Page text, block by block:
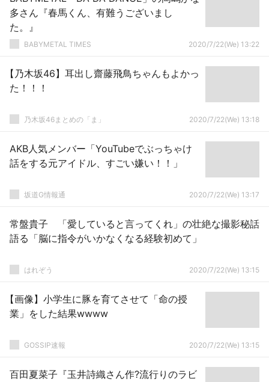
多さん『春馬くん、有難うございまし
た。』
BABYMETAL TIMES 2020/7/22(We) 13:22
【乃木坂46】耳出し齋藤飛鳥ちゃんもよかっ
た！！！
乃木坂46まとめの「ま」 2020/7/22(We) 13:18
AKB人気メンバー「YouTubeでぶっちゃけ
話をする元アイドル、すごい嫌い！！」
坂道G情報通 2020/7/22(We) 13:17
常盤貴子 「愛していると言ってくれ」の壮絶な撮影秘話
語る「脳に指令がいかなくなる経験初めて」
はれぞう 2020/7/22(We) 13:15
【画像】小学生に豚を育てさせて「命の授
業」をした結果wwww
GOSSIP速報 2020/7/22(We) 13:15
百田夏菜子『玉井詩織さん作?流行りのラビ